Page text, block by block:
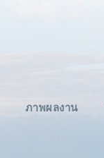
ภาพผลงาน